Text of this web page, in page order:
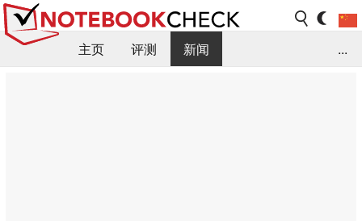
主页 评测
新闻
...